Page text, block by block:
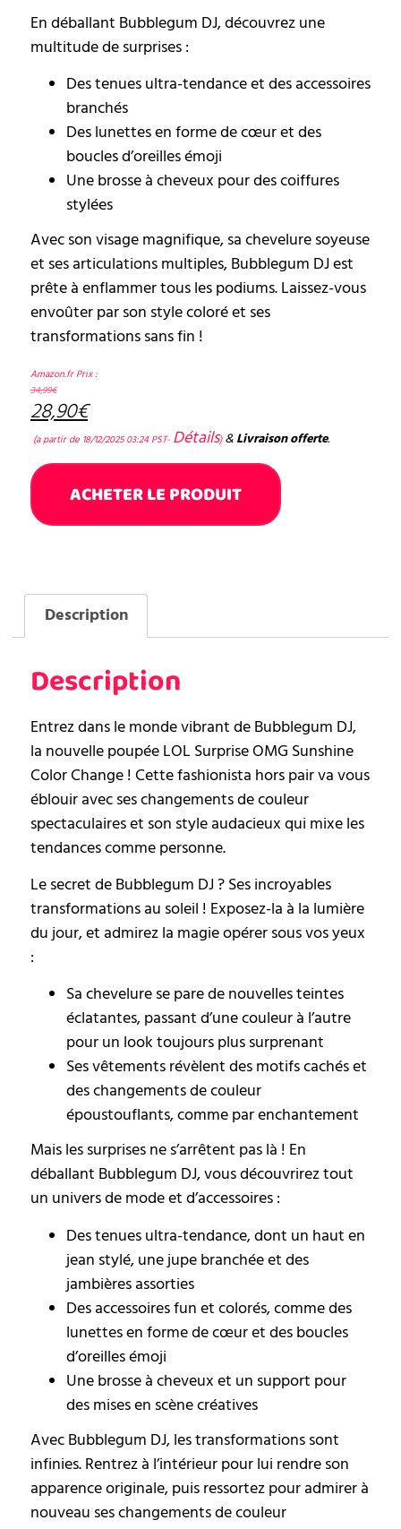
En déballant Bubblegum DJ, découvrez une
multitude de surprises :
Des tenues ultra-tendance et des accessoires
branchés
Des lunettes en forme de cœur et des
boucles d’oreilles émoji
Une brosse à cheveux pour des coiffures
stylées
Avec son visage magnifique, sa chevelure soyeuse
et ses articulations multiples, Bubblegum DJ est
prête à enflammer tous les podiums. Laissez-vous
envoûter par son style coloré et ses
transformations sans fin !
Amazon.fr Prix :
34,99€
28,90€
(a partir de 18/12/2025 03:24 PST- Détails) & Livraison offerte.
ACHETER LE PRODUIT
Description
Description
Entrez dans le monde vibrant de Bubblegum DJ,
la nouvelle poupée LOL Surprise OMG Sunshine
Color Change ! Cette fashionista hors pair va vous
éblouir avec ses changements de couleur
spectaculaires et son style audacieux qui mixe les
tendances comme personne.
Le secret de Bubblegum DJ ? Ses incroyables
transformations au soleil ! Exposez-la à la lumière
du jour, et admirez la magie opérer sous vos yeux
:
Sa chevelure se pare de nouvelles teintes
éclatantes, passant d’une couleur à l’autre
pour un look toujours plus surprenant
Ses vêtements révèlent des motifs cachés et
des changements de couleur
époustouflants, comme par enchantement
Mais les surprises ne s’arrêtent pas là ! En
déballant Bubblegum DJ, vous découvrirez tout
un univers de mode et d’accessoires :
Des tenues ultra-tendance, dont un haut en
jean stylé, une jupe branchée et des
jambières assorties
Des accessoires fun et colorés, comme des
lunettes en forme de cœur et des boucles
d’oreilles émoji
Une brosse à cheveux et un support pour
des mises en scène créatives
Avec Bubblegum DJ, les transformations sont
infinies. Rentrez à l’intérieur pour lui rendre son
apparence originale, puis ressortez pour admirer à
nouveau ses changements de couleur